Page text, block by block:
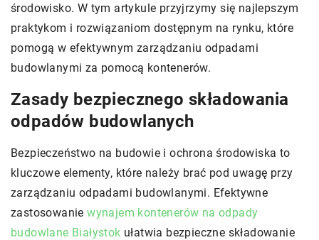
środowisko. W tym artykule przyjrzymy się najlepszym
praktykom i rozwiązaniom dostępnym na rynku, które
pomogą w efektywnym zarządzaniu odpadami
budowlanymi za pomocą kontenerów.
Zasady bezpiecznego składowania
odpadów budowlanych
Bezpieczeństwo na budowie i ochrona środowiska to
kluczowe elementy, które należy brać pod uwagę przy
zarządzaniu odpadami budowlanymi. Efektywne
zastosowaniewynajem kontenerów na odpady
budowlane Białystok ułatwia bezpieczne składowanie